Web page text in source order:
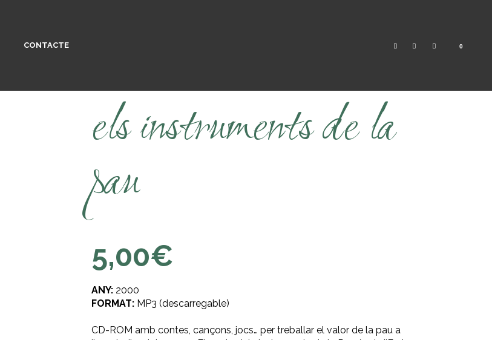
0
CONTACTE
els instruments de la
pau
5,00€
ANY: 2000
FORMAT: MP3 (descarregable)
CD-ROM amb contes, cançons, jocs… per treballar el valor de la pau a